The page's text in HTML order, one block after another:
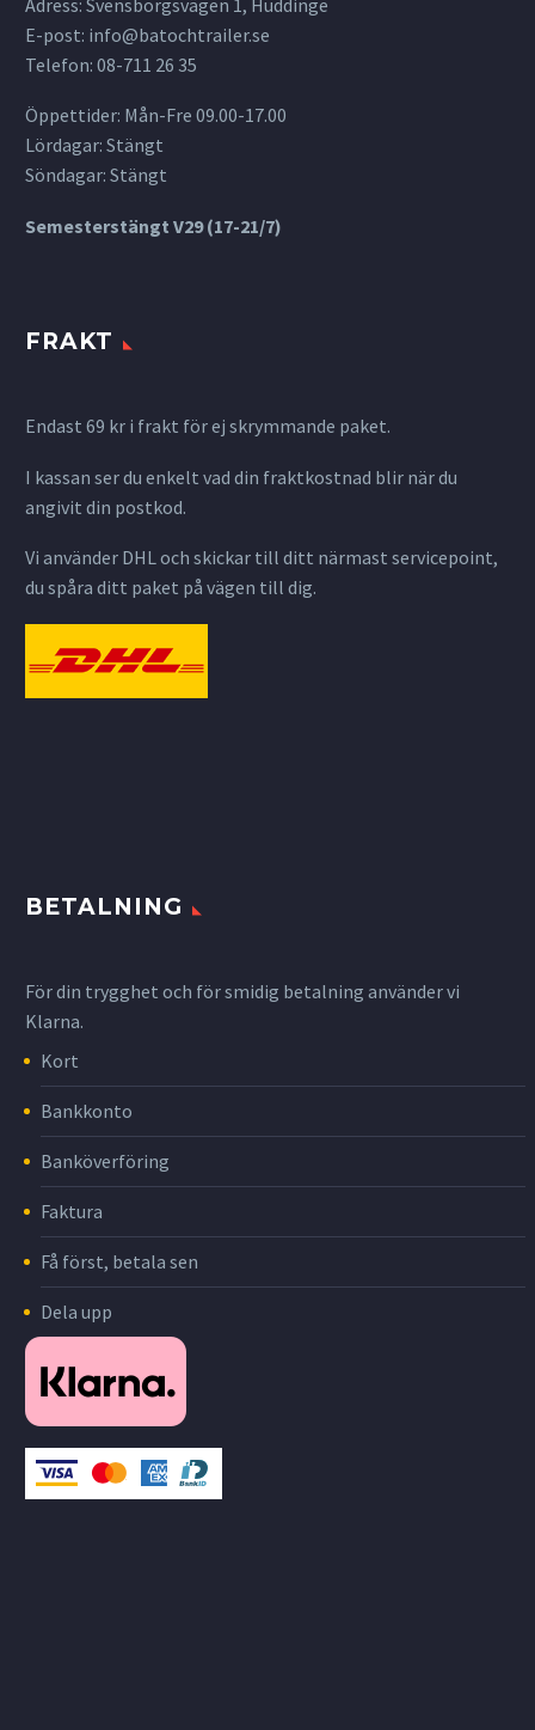
E-post: info@batochtrailer.se
Telefon: 08-711 26 35
Öppettider: Mån-Fre 09.00-17.00
Lördagar: Stängt
Söndagar: Stängt
Semesterstängt V29 (17-21/7)
FRAKT
Endast 69 kr i frakt för ej skrymmande paket.
I kassan ser du enkelt vad din fraktkostnad blir när du
angivit din postkod.
Vi använder DHL och skickar till ditt närmast servicepoint,
du spåra ditt paket på vägen till dig.
BETALNING
För din trygghet och för smidig betalning använder vi
Klarna.
Kort
Bankkonto
Banköverföring
Faktura
Få först, betala sen
Dela upp